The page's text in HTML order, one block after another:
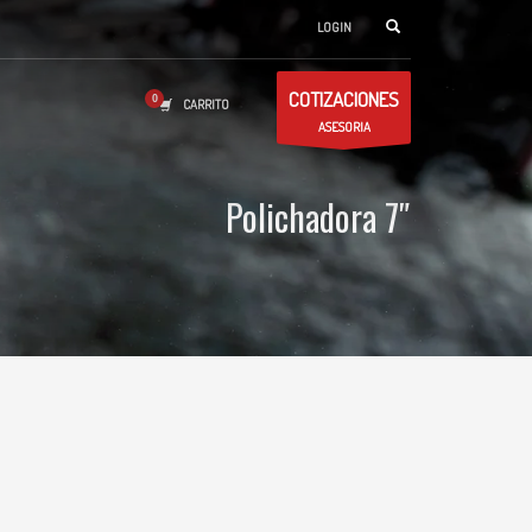
LOGIN
CARRITO COTIZACIONES
ASESORIA
Polichadora 7″